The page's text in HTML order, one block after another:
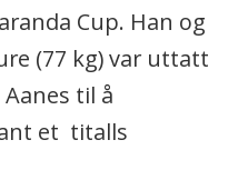
Cup. Han og
(77 kg) var uttatt
til å
et titalls